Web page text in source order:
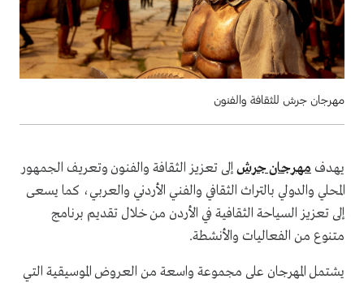
مهرجان جرش للثقافة والفنون
يهدف مهرجان جرشإلى تعزيز الثقافة والفنون وتعريف الجمهور
المحلي والدولي بالتراث الثقافي والفني الأردني والعربي، كما يسعى
إلى تعزيز السياحة الثقافية في الأردن من خلال تقديم برنامج
متنوع من الفعاليات والأنشطة.
يشتمل المهرجان على مجموعة واسعة من العروض الموسيقية التي